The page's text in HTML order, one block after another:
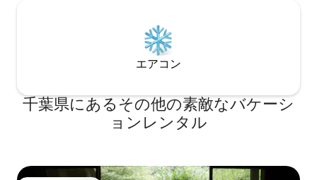
エアコン
千葉県にあるその他の素敵なバケーシ
ョンレンタル